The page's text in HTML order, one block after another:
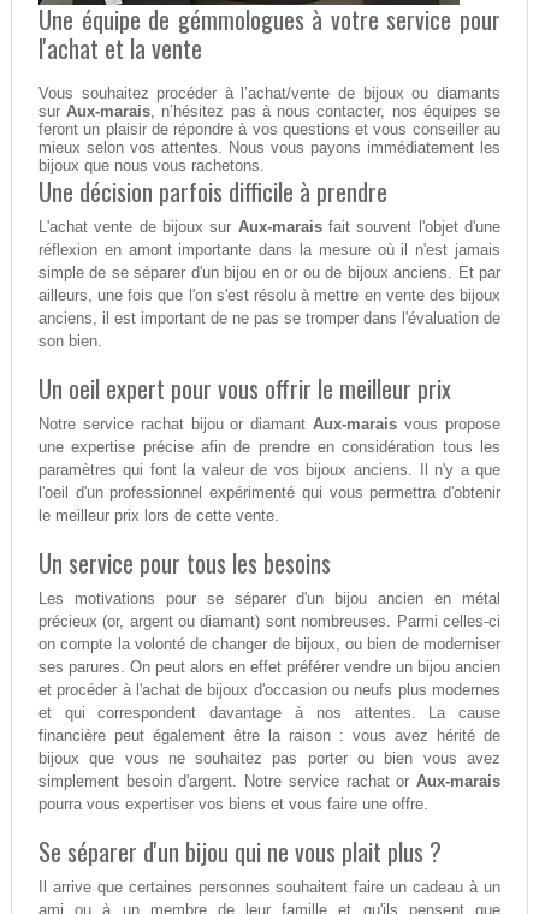
Une équipe de gémmologues à votre service pour
l'achat et la vente
Vous souhaitez procéder à l’achat/vente de bijoux ou diamants
surAux-marais, n’hésitez pas à nous contacter, nos équipes se
feront un plaisir de répondre à vos questions et vous conseiller au
mieux selon vos attentes. Nous vous payons immédiatement les
bijoux que nous vous rachetons.
Une décision parfois difficile à prendre
L'achat vente de bijoux sur Aux-maraisfait souvent l'objet d'une
réflexion en amont importante dans la mesure où il n'est jamais
simple de se séparer d'un bijou en or ou de bijoux anciens. Et par
ailleurs, une fois que l'on s'est résolu à mettre en vente des bijoux
anciens, il est important de ne pas se tromper dans l'évaluation de
son bien.
Un oeil expert pour vous offrir le meilleur prix
Notre service rachat bijou or diamantAux-marais vous propose
une expertise précise afin de prendre en considération tous les
paramètres qui font la valeur de vos bijoux anciens. Il n'y a que
l'oeil d'un professionnel expérimenté qui vous permettra d'obtenir
le meilleur prix lors de cette vente.
Un service pour tous les besoins
Les motivations pour se séparer d'un bijou ancien en métal
précieux (or, argent ou diamant) sont nombreuses. Parmi celles-ci
on compte la volonté de changer de bijoux, ou bien de moderniser
ses parures. On peut alors en effet préférer vendre un bijou ancien
et procéder à l'achat de bijoux d'occasion ou neufs plus modernes
et qui correspondent davantage à nos attentes. La cause
financière peut également être la raison : vous avez hérité de
bijoux que vous ne souhaitez pas porter ou bien vous avez
simplement besoin d'argent. Notre service rachat orAux-marais
pourra vous expertiser vos biens et vous faire une offre.
Se séparer d'un bijou qui ne vous plait plus ?
Il arrive que certaines personnes souhaitent faire un cadeau à un
ami ou à un membre de leur famille et qu'ils pensent que